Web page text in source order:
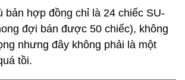
bản hợp đồng chỉ là 24 chiếc SU-
đợi bán được 50 chiếc), không
nhưng đây không phải là một
tồi.